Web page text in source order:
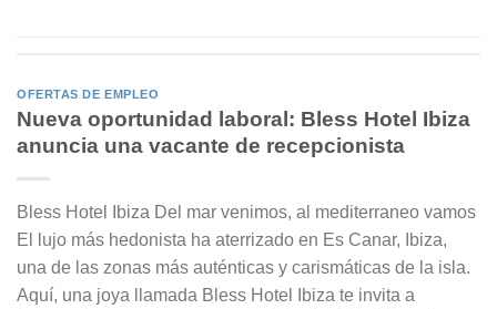
OFERTAS DE EMPLEO
Nueva oportunidad laboral: Bless Hotel Ibiza
anuncia una vacante de recepcionista
Bless Hotel Ibiza Del mar venimos, al mediterraneo vamos
El lujo más hedonista ha aterrizado en Es Canar, Ibiza,
una de las zonas más auténticas y carismáticas de la isla.
Aquí, una joya llamada Bless Hotel Ibiza te invita a